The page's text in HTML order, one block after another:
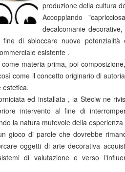
produzione della cultura
Accoppiando
decalcomanie
di sbloccare nuove
esistente .
materia prima, poi
come il concetto originario di
estetica.
ed installata , la Steciw ne
intervento al fine di
la natura mutevole della
gioco di parole che dovrebbe
oggetti di arte decorativa
di valutazione e verso